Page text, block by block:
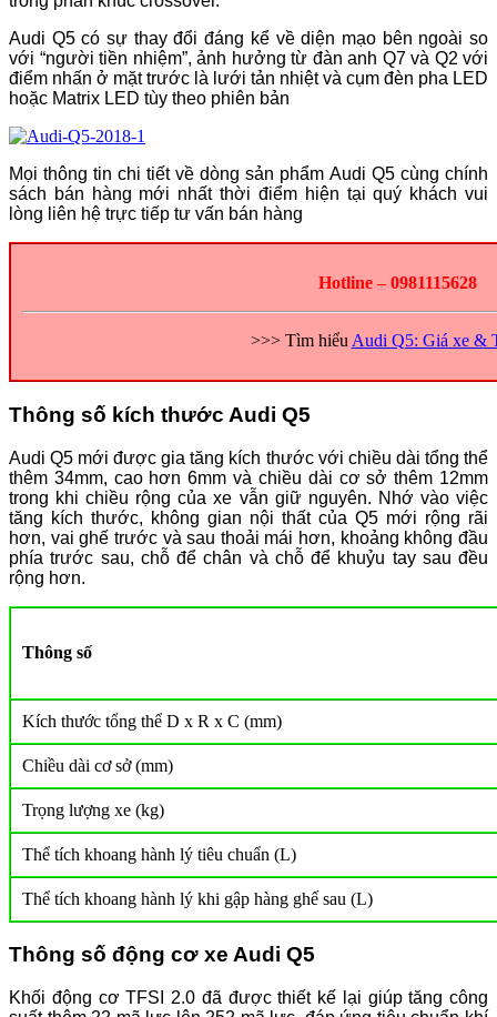
Audi Q5 có sự thay đổi đáng kể về diện mạo bên ngoài so
với “người tiền nhiệm”, ảnh hưởng từ đàn anh Q7 và Q2 với
điểm nhấn ở mặt trước là lưới tản nhiệt và cụm đèn pha LED
hoặc Matrix LED tùy theo phiên bản
Mọi thông tin chi tiết về dòng sản phẩm Audi Q5 cùng chính
sách bán hàng mới nhất thời điểm hiện tại quý khách vui
lòng liên hệ trực tiếp tư vấn bán hàng
Hotline – 0981115628
>>> Tìm hiểu Audi Q5: Giá xe &
Thông số kích thước Audi Q5
Audi Q5 mới được gia tăng kích thước với chiều dài tổng thể
thêm 34mm, cao hơn 6mm và chiều dài cơ sở thêm 12mm
trong khi chiều rộng của xe vẫn giữ nguyên. Nhớ vào việc
tăng kích thước, không gian nội thất của Q5 mới rộng rãi
hơn, vai ghế trước và sau thoải mái hơn, khoảng không đầu
phía trước sau, chỗ để chân và chỗ để khuỷu tay sau đều
rộng hơn.
Thông số
Kích thước tổng thể D x R x C (mm)
Chiều dài cơ sở (mm)
Trọng lượng xe (kg)
Thể tích khoang hành lý tiêu chuẩn (L)
Thể tích khoang hành lý khi gập hàng ghế sau (L)
Thông số động cơ xe Audi Q5
Khối động cơ TFSI 2.0 đã được thiết kế lại giúp tăng công